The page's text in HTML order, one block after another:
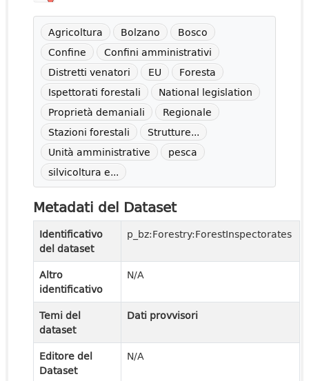
Agricoltura Bolzano
Bosco
Confine
Confini amministrativi
Distretti venatori
EU
Foresta
Ispettorati forestali
National legislation
Proprietà demaniali
Regionale
Stazioni forestali
Strutture...
Unità amministrative
pesca
silvicoltura e...
Metadati del Dataset
Identificativo
del dataset
p_bz:Forestry:ForestInspectorates
Altro
identificativo
N/A
Temi del
dataset
Dati provvisori
Editore del
Dataset
N/A